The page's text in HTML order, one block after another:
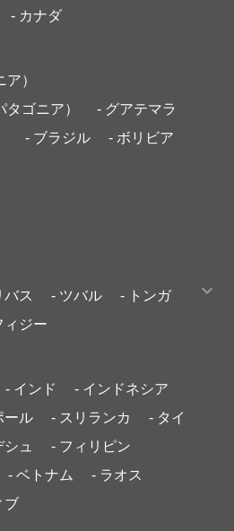
- カナダ
）
ゴニア）
- グアテマラ
- ブラジル
- ボリビア
バス - ツバル
- トンガ
ィジー
- インド
- インドネシア
ール - スリランカ
- タイ
ュ
- フィリピン
- ベトナム
- ラオス
ブ